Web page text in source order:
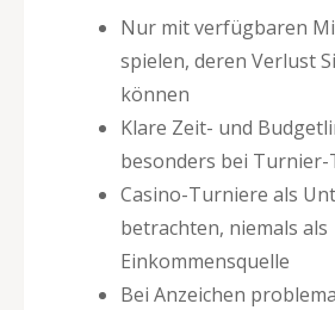
Nur mit verfügbaren
spielen, deren Verlust
können
Klare Zeit- und
besonders bei Turnier-
Casino-Turniere als
betrachten, niemals als
Einkommensquelle
Bei Anzeichen